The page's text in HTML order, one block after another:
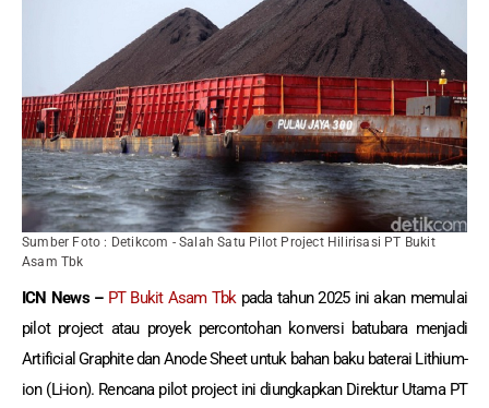
Sumber Foto : Detikcom - Salah Satu Pilot Project Hilirisasi PT Bukit
Asam Tbk
ICN News – PT Bukit Asam Tbkpada tahun 2025 ini akan memulai
pilot project atau proyek percontohan konversi batubara menjadi
Artificial Graphite dan Anode Sheet untuk bahan baku baterai Lithium-
ion (Li-ion). Rencana pilot project ini diungkapkan Direktur Utama PT